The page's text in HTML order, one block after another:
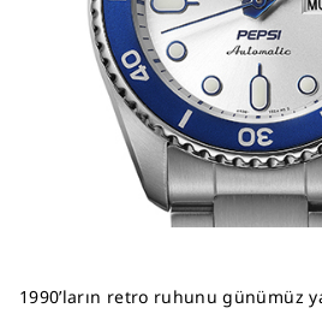
1990’ların retro ruhunu günümüz